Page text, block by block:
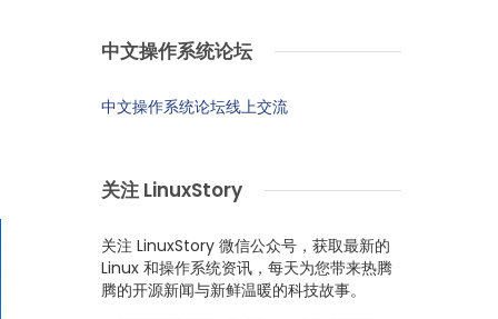
中文操作系统论坛
中文操作系统论坛线上交流
关注 LinuxStory
关注 LinuxStory 微信公众号，获取最新的
Linux 和操作系统资讯，每天为您带来热腾
腾的开源新闻与新鲜温暖的科技故事。